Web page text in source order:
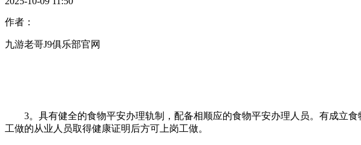
作者：
九游老哥J9俱乐部官网
3。具有健全的食物平安办理轨制，配备相顺应的食物平安办理人员。有成立食
工做的从业人员取得健康证明后方可上岗工做。